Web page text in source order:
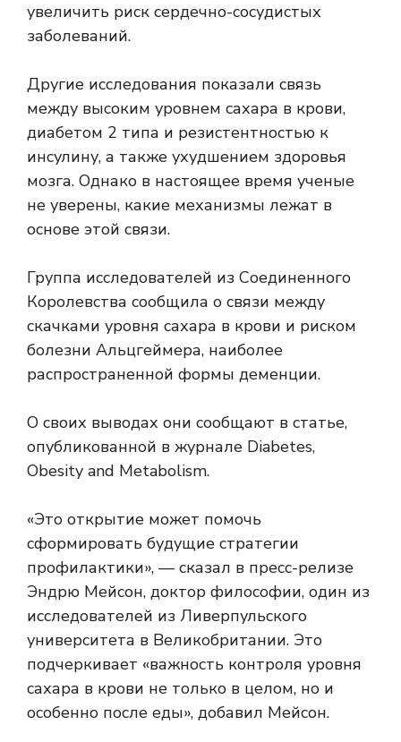
увеличить риск сердечно-сосудистых
заболеваний.
Другие исследования показали связь
между высоким уровнем сахара в крови,
диабетом 2 типа и резистентностью к
инсулину, а также ухудшением здоровья
мозга. Однако в настоящее время ученые
не уверены, какие механизмы лежат в
основе этой связи.
Группа исследователей из Соединенного
Королевства сообщила о связи между
скачками уровня сахара в крови и риском
болезни Альцгеймера, наиболее
распространенной формы деменции.
О своих выводах они сообщают в статье,
опубликованной в журнале Diabetes,
Obesity and Metabolism.
«Это открытие может помочь
сформировать будущие стратегии
профилактики», — сказал в пресс-релизе
Эндрю Мейсон, доктор философии, один из
исследователей из Ливерпульского
университета в Великобритании. Это
подчеркивает «важность контроля уровня
сахара в крови не только в целом, но и
особенно после еды», добавил Мейсон.